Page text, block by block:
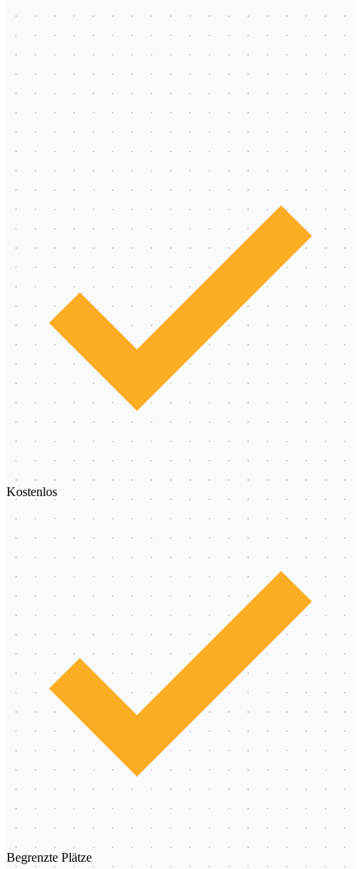
Kostenlos
Begrenzte Plätze